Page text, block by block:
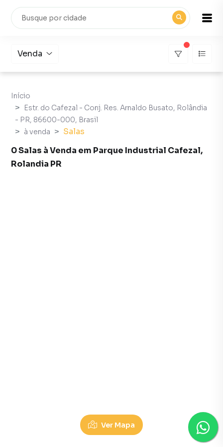
Venda
Início
Estr. do Cafezal - Conj. Res. Arnaldo Busato, Rolândia
- PR, 86600-000, Brasil
à venda
Salas
0 Salas à Venda em Parque Industrial Cafezal,
Rolandia PR
Ver Mapa